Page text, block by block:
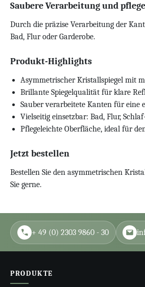
Saubere Verarbeitung und
Durch die präzise Verarbeitung der
Bad, Flur oder Garderobe.
Produkt-Highlights
Asymmetrischer Kristallspiegel mit
Brillante Spiegelqualität für klare
Sauber verarbeitete Kanten für eine
Vielseitig einsetzbar: Bad, Flur,
Pflegeleichte Oberfläche, ideal für
Jetzt bestellen
Bestellen Sie den asymmetrischen
Sie gerne.
+ 49 (0) 2303 9860 - 30
PRODUKTE